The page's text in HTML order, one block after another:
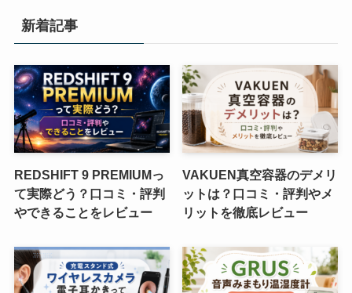
新着記事
REDSHIFT 9 PREMIUMっ
て実際どう？口コミ・評判
やできることをレビュー
VAKUEN真空容器のデメリ
ットは？口コミ・評判やメ
リットを徹底レビュー